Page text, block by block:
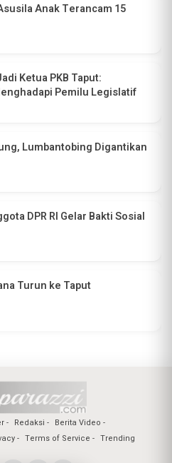
Anak Terancam 15
Ketua PKB Taput:
Pemilu Legislatif
Lumbantobing Digantikan
DPR RI Gelar Bakti Sosial
Turun ke Taput
Redaksi
Berita Video
Terms of Service Trending